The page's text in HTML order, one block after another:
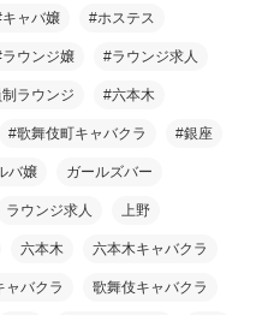
ャバ嬢 #ホステス
ウンジ嬢 #ラウンジ求人
ラウンジ #六本木
#歌舞伎町キャバクラ #銀座
バ嬢 ガールズバー
ラウンジ求人 上野
六本木 六本木キャバクラ
ャバクラ 歌舞伎キャバクラ